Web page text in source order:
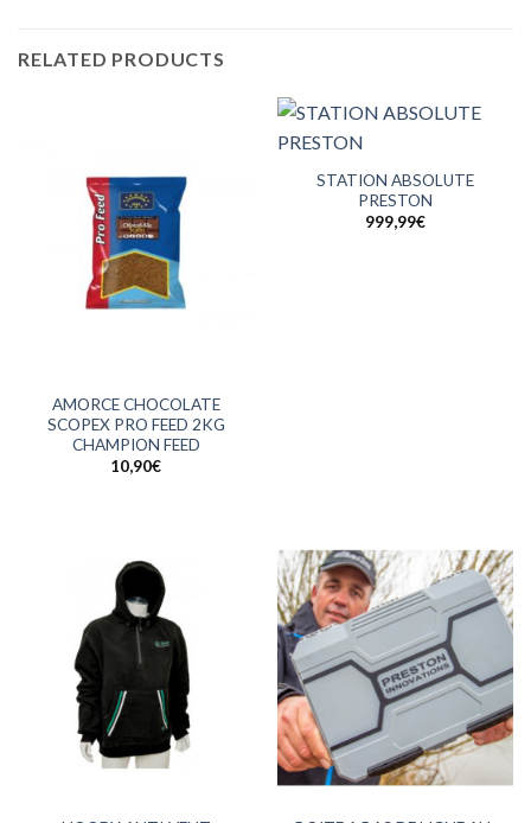
RELATED PRODUCTS
AMORCE CHOCOLATE
SCOPEX PRO FEED 2KG
CHAMPION FEED
10,90€
STATION ABSOLUTE
PRESTON
999,99€